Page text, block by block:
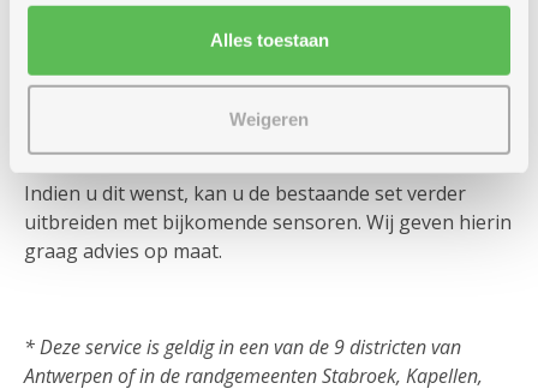
Alles toestaan
Weigeren
Woont u buiten de regio Antwerpen?
Daarna volgt de mantelzorger zelf de gebruiker van
het alarmsysteem op via een handige app voor de
smartphone, tablet of computer.
Indien u dit wenst, kan u de bestaande set verder
uitbreiden met bijkomende sensoren. Wij geven hierin
graag advies op maat.
* Deze service is geldig in een van de 9 districten van
Antwerpen of in de randgemeenten Stabroek, Kapellen,